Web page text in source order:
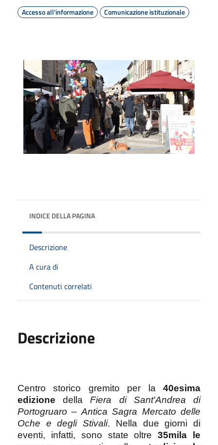
Accesso all'informazione
Comunicazione istituzionale
INDICE DELLA PAGINA
Descrizione
A cura di
Contenuti correlati
Descrizione
Centro storico gremito per la 40esima
edizione dellaFiera di Sant'Andrea di
Portogruaro – Antica Sagra Mercato delle
Oche e degli Stivali. Nella due giorni di
eventi, infatti, sono state oltre35mila le